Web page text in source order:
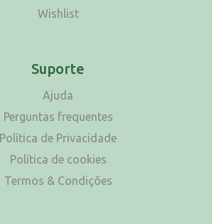
Wishlist
Suporte
Ajuda
Perguntas frequentes
Política de Privacidade
Política de cookies
Termos & Condições